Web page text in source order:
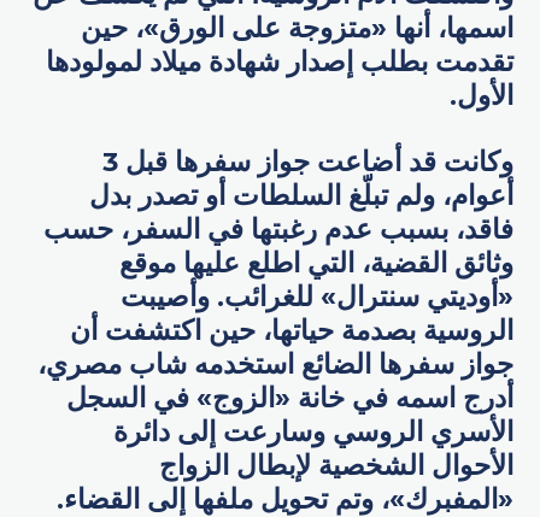
اسمها، أنها «متزوجة على الورق»، حين
تقدمت بطلب إصدار شهادة ميلاد لمولودها
الأول.
وكانت قد أضاعت جواز سفرها قبل 3
أعوام، ولم تبلّغ السلطات أو تصدر بدل
فاقد، بسبب عدم رغبتها في السفر، حسب
وثائق القضية، التي اطلع عليها موقع
«أوديتي سنترال» للغرائب. وأصيبت
الروسية بصدمة حياتها، حين اكتشفت أن
جواز سفرها الضائع استخدمه شاب مصري،
أدرج اسمه في خانة «الزوج» في السجل
الأسري الروسي وسارعت إلى دائرة
الأحوال الشخصية لإبطال الزواج
«المفبرك»، وتم تحويل ملفها إلى القضاء.